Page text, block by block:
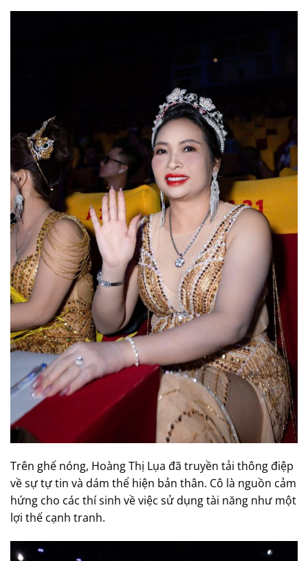
Trên ghế nóng, Hoàng Thị Lụa đã truyền tải thông điệp
về sự tự tin và dám thể hiện bản thân. Cô là nguồn cảm
hứng cho các thí sinh về việc sử dụng tài năng như một
lợi thế cạnh tranh.